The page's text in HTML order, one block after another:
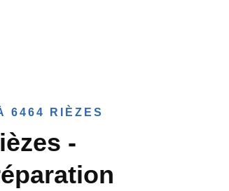
6464 RIÈZES
-